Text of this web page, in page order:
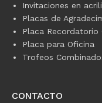
Invitaciones en
Placas de
Placa Recordatorio
Placa para Oficina
Trofeos
CONTACTO